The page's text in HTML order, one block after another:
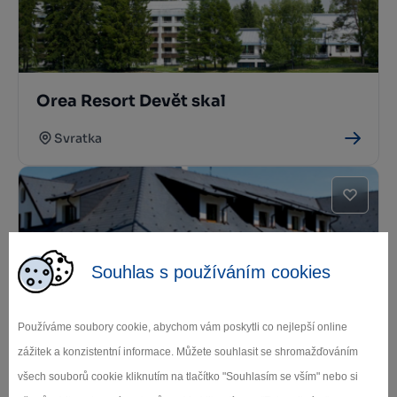
Souhlas s používáním cookies
Používáme soubory cookie, abychom vám poskytli co nejlepší online
zážitek a konzistentní informace. Můžete souhlasit se shromažďováním
všech souborů cookie kliknutím na tlačítko "Souhlasím se vším" nebo si
Orea Resort Devět skal
Svratka
Penzion U Šlechtů
Sněžné